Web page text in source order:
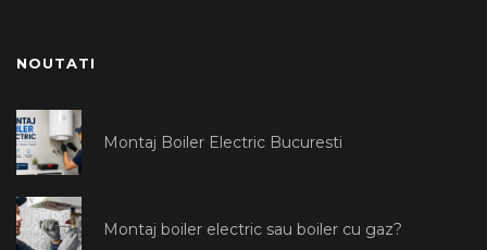
NOUTATI
Montaj Boiler Electric Bucuresti
Montaj boiler electric sau boiler cu gaz?